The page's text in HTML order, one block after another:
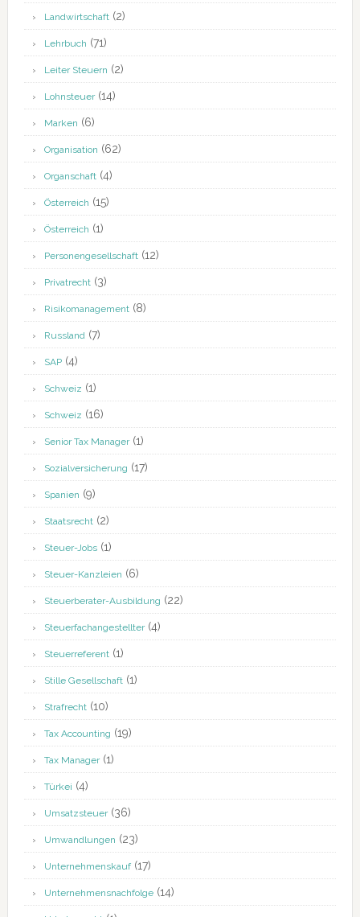
Landwirtschaft(2)
Lehrbuch (71)
Leiter Steuern (2)
Lohnsteuer(14)
Marken (6)
Organisation (62)
Organschaft(4)
Österreich (15)
Österreich (1)
Personengesellschaft(12)
Privatrecht(3)
Risikomanagement(8)
Russland(7)
SAP(4)
Schweiz (1)
Schweiz (16)
Senior Tax Manager(1)
Sozialversicherung (17)
Spanien (9)
Staatsrecht(2)
Steuer-Jobs(1)
Steuer-Kanzleien (6)
Steuerberater-Ausbildung (22)
Steuerfachangestellter(4)
Steuerreferent(1)
Stille Gesellschaft(1)
Strafrecht(10)
Tax Accounting (19)
Tax Manager(1)
Türkei (4)
Umsatzsteuer(36)
Umwandlungen (23)
Unternehmenskauf(17)
Unternehmensnachfolge(14)